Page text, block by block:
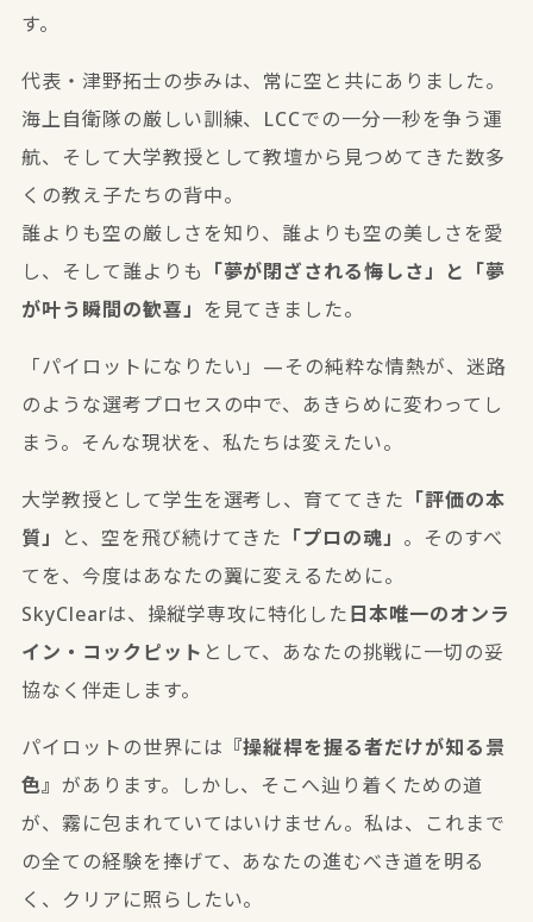
す。
代表・津野拓士の歩みは、常に空と共にありました。
海上自衛隊の厳しい訓練、LCCでの一分一秒を争う運
航、そして大学教授として教壇から見つめてきた数多
くの教え子たちの背中。
誰よりも空の厳しさを知り、誰よりも空の美しさを愛
し、そして誰よりも 「夢が閉ざされる悔しさ」と「夢
が叶う瞬間の歓喜」 を見てきました。
「パイロットになりたい」—その純粋な情熱が、迷路
のような選考プロセスの中で、あきらめに変わってし
まう。そんな現状を、私たちは変えたい。
大学教授として学生を選考し、育ててきた 「評価の本
質」
と、空を飛び続けてきた 「プロの魂」 。そのすべ
てを、今度はあなたの翼に変えるために。
SkyClearは、操縦学専攻に特化した日本唯一のオンラ
イン・コックピット として、あなたの挑戦に一切の妥
協なく伴走します。
パイロットの世界には 『操縦桿を握る者だけが知る景
色』 があります。しかし、そこへ辿り着くための道
が、霧に包まれていてはいけません。私は、これまで
の全ての経験を捧げて、あなたの進むべき道を明る
く、クリアに照らしたい。